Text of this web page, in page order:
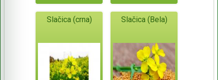
Slačica (crna) Slačica (Bela)